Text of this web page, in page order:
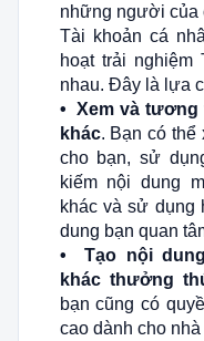
những người của
Tài khoản cá
hoạt trải nghiệm
nhau. Đây là lựa
• Xem và
khác. Bạn có thể
cho bạn, sử
kiếm nội dung
khác và sử dụng
dung bạn quan
• Tạo nội
khác thưởng
bạn cũng có
cao dành cho